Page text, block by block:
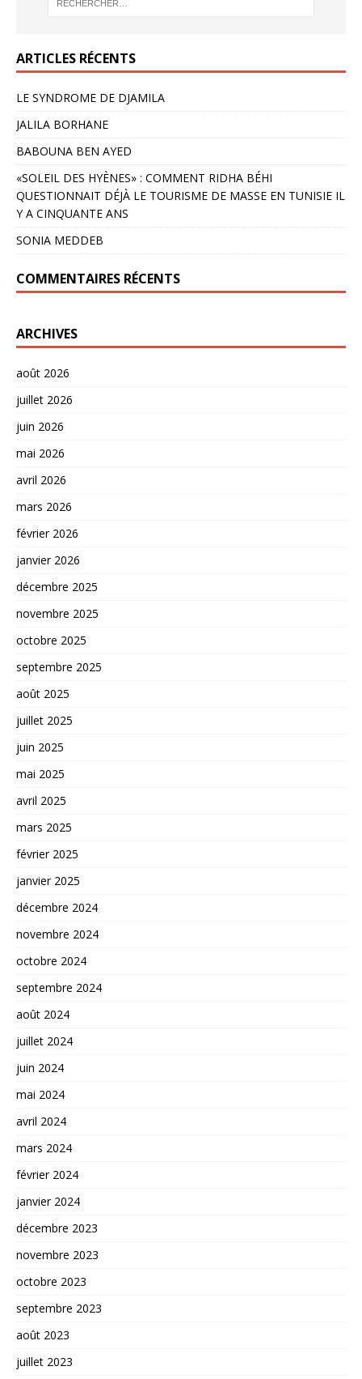
ARTICLES RÉCENTS
LE SYNDROME DE DJAMILA
JALILA BORHANE
BABOUNA BEN AYED
«SOLEIL DES HYÈNES» : COMMENT RIDHA BÉHI
QUESTIONNAIT DÉJÀ LE TOURISME DE MASSE EN TUNISIE IL
Y A CINQUANTE ANS
SONIA MEDDEB
COMMENTAIRES RÉCENTS
ARCHIVES
août 2026
juillet 2026
juin 2026
mai 2026
avril 2026
mars 2026
février 2026
janvier 2026
décembre 2025
novembre 2025
octobre 2025
septembre 2025
août 2025
juillet 2025
juin 2025
mai 2025
avril 2025
mars 2025
février 2025
janvier 2025
décembre 2024
novembre 2024
octobre 2024
septembre 2024
août 2024
juillet 2024
juin 2024
mai 2024
avril 2024
mars 2024
février 2024
janvier 2024
décembre 2023
novembre 2023
octobre 2023
septembre 2023
août 2023
juillet 2023